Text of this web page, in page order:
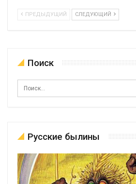
ПРЕДЫДУЩИЙ СЛЕДУЮЩИЙ
Поиск
Русские былины